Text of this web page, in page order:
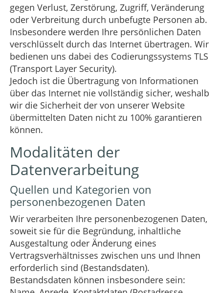
gegen Verlust, Zerstörung, Zugriff, Veränderung
oder Verbreitung durch unbefugte Personen ab.
Insbesondere werden Ihre persönlichen Daten
verschlüsselt durch das Internet übertragen. Wir
bedienen uns dabei des Codierungssystems TLS
(Transport Layer Security).
Jedoch ist die Übertragung von Informationen
über das Internet nie vollständig sicher, weshalb
wir die Sicherheit der von unserer Website
übermittelten Daten nicht zu 100% garantieren
können.
Modalitäten der
Datenverarbeitung
Quellen und Kategorien von
personenbezogenen Daten
Wir verarbeiten Ihre personenbezogenen Daten,
soweit sie für die Begründung, inhaltliche
Ausgestaltung oder Änderung eines
Vertragsverhältnisses zwischen uns und Ihnen
erforderlich sind (Bestandsdaten).
Bestandsdaten können insbesondere sein: